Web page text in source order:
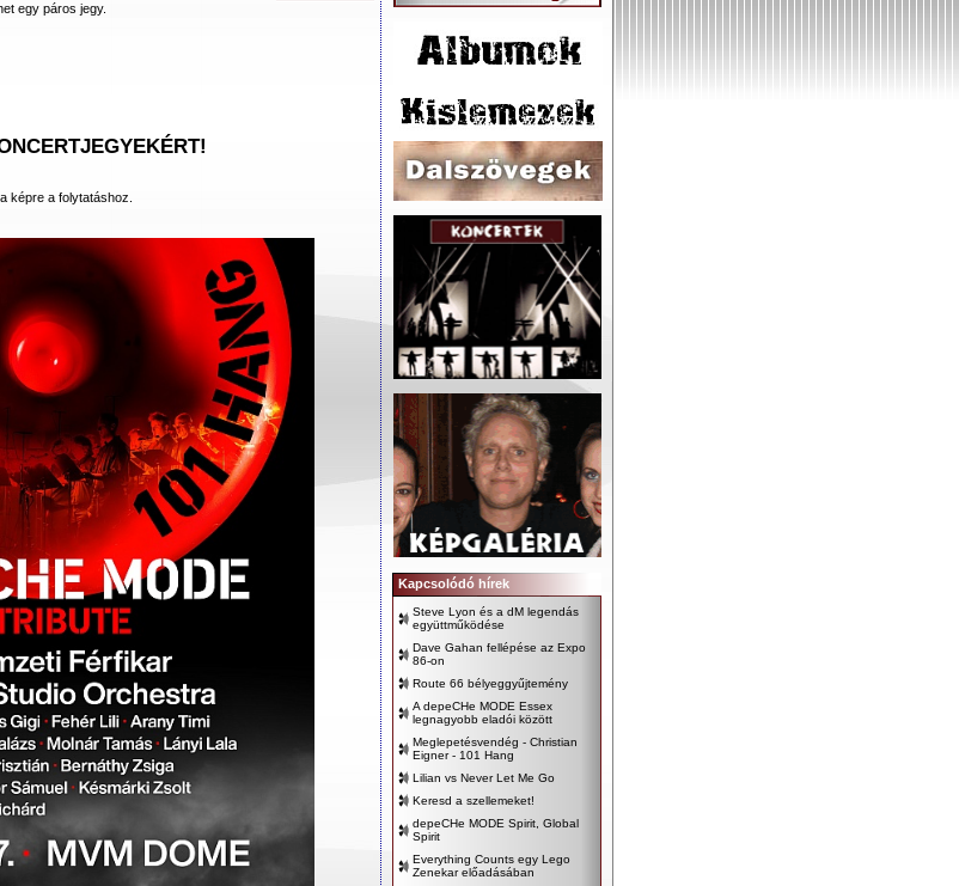
egy páros jegy.
képre a folytatáshoz.
Kapcsolódó hírek
Steve Lyon és a dM legendás
együttműködése
Dave Gahan fellépése az Expo
86-on
Route 66 bélyeggyűjtemény
A depeCHe MODE Essex
legnagyobb eladói között
Meglepetésvendég - Christian
Eigner - 101 Hang
Lilian vs Never Let Me Go
Keresd a szellemeket!
depeCHe MODE Spirit, Global
Spirit
Everything Counts egy Lego
Zenekar előadásában